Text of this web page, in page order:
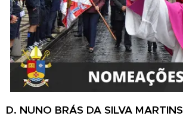
D. NUNO BRÁS DA SILVA MARTINS